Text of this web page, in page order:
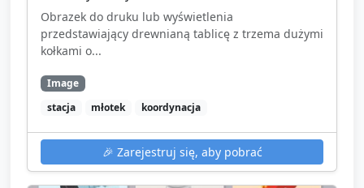
Obrazek do druku lub wyświetlenia
przedstawiający drewnianą tablicę z trzema dużymi
kołkami o...
Image
stacja
młotek koordynacja
🎉 Zarejestruj się, aby pobrać